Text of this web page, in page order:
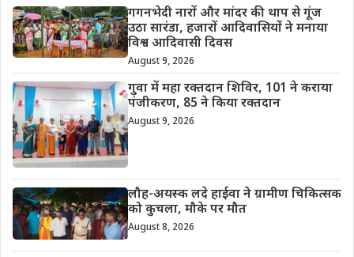
गगनभेदी नारों और मांदर की थाप से गूंज
उठा सारंडा, हजारों आदिवासियों ने मनाया
विश्व आदिवासी दिवस
August 9, 2026
गुवा में महा रक्तदान शिविर, 101 ने कराया
पंजीकरण, 85 ने किया रक्तदान
August 9, 2026
लौह-अयस्क लदे हाईवा ने ग्रामीण चिकित्सक
को कुचला, मौके पर मौत
August 8, 2026